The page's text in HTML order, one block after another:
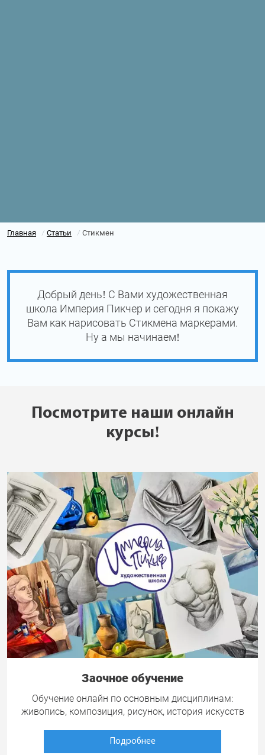
Главная / Статьи / Стикмен
Добрый день! С Вами художественная
школа Империя Пикчер и сегодня я покажу
Вам как нарисовать Стикмена маркерами.
Ну а мы начинаем!
Посмотрите наши онлайн
курсы!
Заочное обучение
Обучение онлайн по основным дисциплинам:
живопись, композиция, рисунок, история искусств
Подробнее